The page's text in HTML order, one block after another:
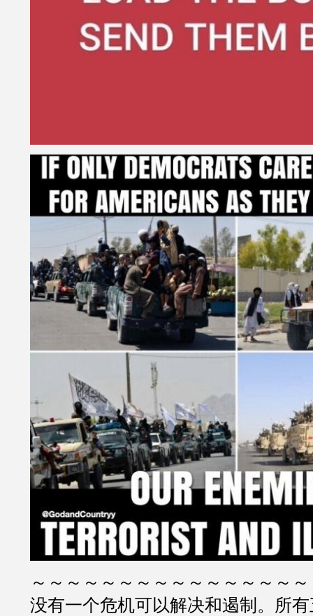
～～～～～～～～～～～～～～～
没有一个危机可以解决和遏制。所